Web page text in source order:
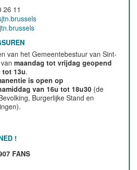
26 11
van het Gemeentebestuur van Sint-
vanmaandag tot vrijdag geopend
tot 13u.
is open op
van 16u tot 18u30 (de
Burgerlijke Stand en
!
FANS